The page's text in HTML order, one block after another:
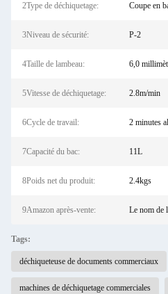
2Type de déchiquetage: Coupe en
3Niveau de sécurité: P-2
4Taille de lambeau: 6,0
5Vitesse de déchiquetage: 2.8m/min
6Cycle de travail: 2 minutes
7Capacité du bac: 11L
8Poids net du produit: 2.4kgs
9Amazon après-vente: Le nom de
Tags:
déchiqueteuse de documents commerciaux
machines de déchiquetage commerciales